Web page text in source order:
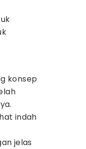
konsep
indah
jelas